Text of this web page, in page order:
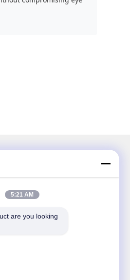
für Rabatte und mehr.
5:21 AM
are you looking